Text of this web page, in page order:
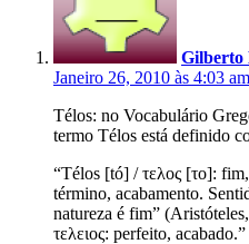
Gilberto
Janeiro 26, 2010 às 4:03 am
Télos: no Vocabulário
termo Télos está definido
“Télos [tó] / τελος [το]:
término, acabamento.
natureza é fim”
τελειος: perfeito,